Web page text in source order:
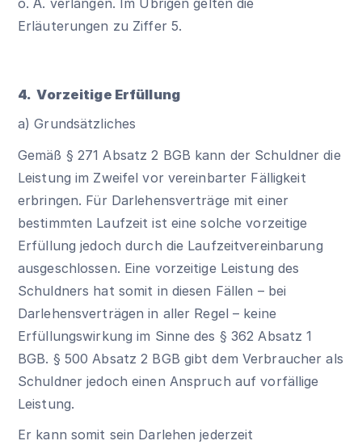
o. Ä. verlangen. Im Übrigen gelten die
Erläuterungen zu Ziffer 5.
4. Vorzeitige Erfüllung
a) Grundsätzliches
Gemäß § 271 Absatz 2 BGB kann der Schuldner die
Leistung im Zweifel vor vereinbarter Fälligkeit
erbringen. Für Darlehensverträge mit einer
bestimmten Laufzeit ist eine solche vorzeitige
Erfüllung jedoch durch die Laufzeitvereinbarung
ausgeschlossen. Eine vorzeitige Leistung des
Schuldners hat somit in diesen Fällen – bei
Darlehensverträgen in aller Regel – keine
Erfüllungswirkung im Sinne des § 362 Absatz 1
BGB. § 500 Absatz 2 BGB gibt dem Verbraucher als
Schuldner jedoch einen Anspruch auf vorfällige
Leistung.
Er kann somit sein Darlehen jederzeit